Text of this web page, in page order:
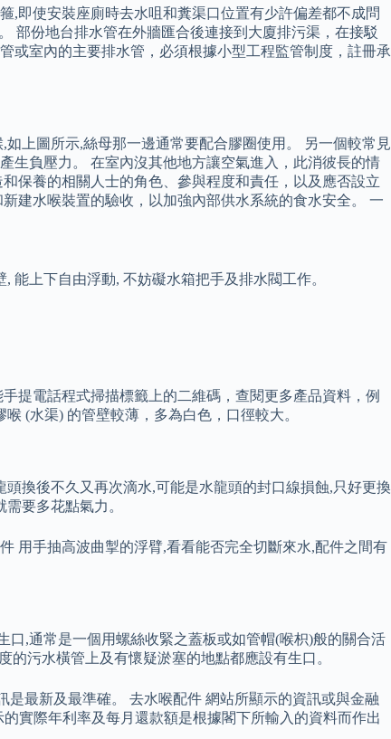
,即使安裝座廁時去水咀和糞渠口位置有少許偏差都不成問
部份地台排水管在外牆匯合後連接到大廈排污渠，在接駁
或室內的主要排水管，必須根據小型工程監管制度，註冊承
上圖所示,絲母那一邊通常要配合膠圈使用。 另一個較常見
生負壓力。 在室內沒其他地方讓空氣進入，此消彼長的情
保養的相關人士的角色、參與程度和責任，以及應否設立
建水喉裝置的驗收，以加強內部供水系統的食水安全。 一
上下自由浮動, 不妨礙水箱把手及排水閥工作。
提電話程式掃描標籤上的二維碼，查閱更多產品資料，例
(水渠) 的管壁較薄，多為白色，口徑較大。
換後不久又再次滴水,可能是水龍頭的封口線損蝕,只好更換
要多花點氣力。
用手抽高波曲掣的浮臂,看看能否完全切斷來水,配件之間有
,通常是一個用螺絲收緊之蓋板或如管帽(喉枳)般的關合活
污水橫管上及有懷疑淤塞的地點都應設有生口。
是最新及最準確。 去水喉配件 網站所顯示的資訊或與金融
實際年利率及每月還款額是根據閣下所輸入的資料而作出